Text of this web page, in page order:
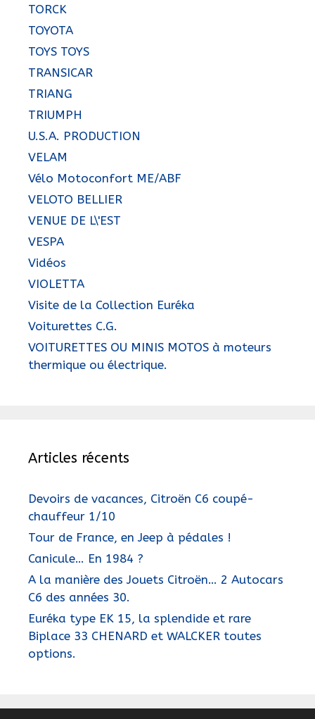
TORCK
TOYOTA
TOYS TOYS
TRANSICAR
TRIANG
TRIUMPH
U.S.A. PRODUCTION
VELAM
Vélo Motoconfort ME/ABF
VELOTO BELLIER
VENUE DE L\'EST
VESPA
Vidéos
VIOLETTA
Visite de la Collection Euréka
Voiturettes C.G.
VOITURETTES OU MINIS MOTOS à moteurs
thermique ou électrique.
Articles récents
Devoirs de vacances, Citroën C6 coupé-
chauffeur 1/10
Tour de France, en Jeep à pédales !
Canicule… En 1984 ?
A la manière des Jouets Citroën… 2 Autocars
C6 des années 30.
Euréka type EK 15, la splendide et rare
Biplace 33 CHENARD et WALCKER toutes
options.